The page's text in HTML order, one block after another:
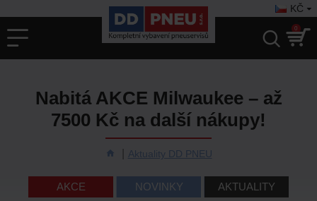
KČ
0
Aktuality DD PNEU
Nabitá AKCE Milwaukee – až
7500 Kč na další nákupy!
AKCE NOVINKY AKTUALITY